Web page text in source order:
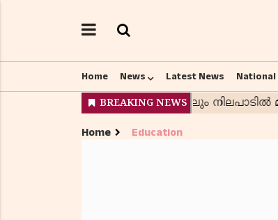
Home News Latest News National
Home Education